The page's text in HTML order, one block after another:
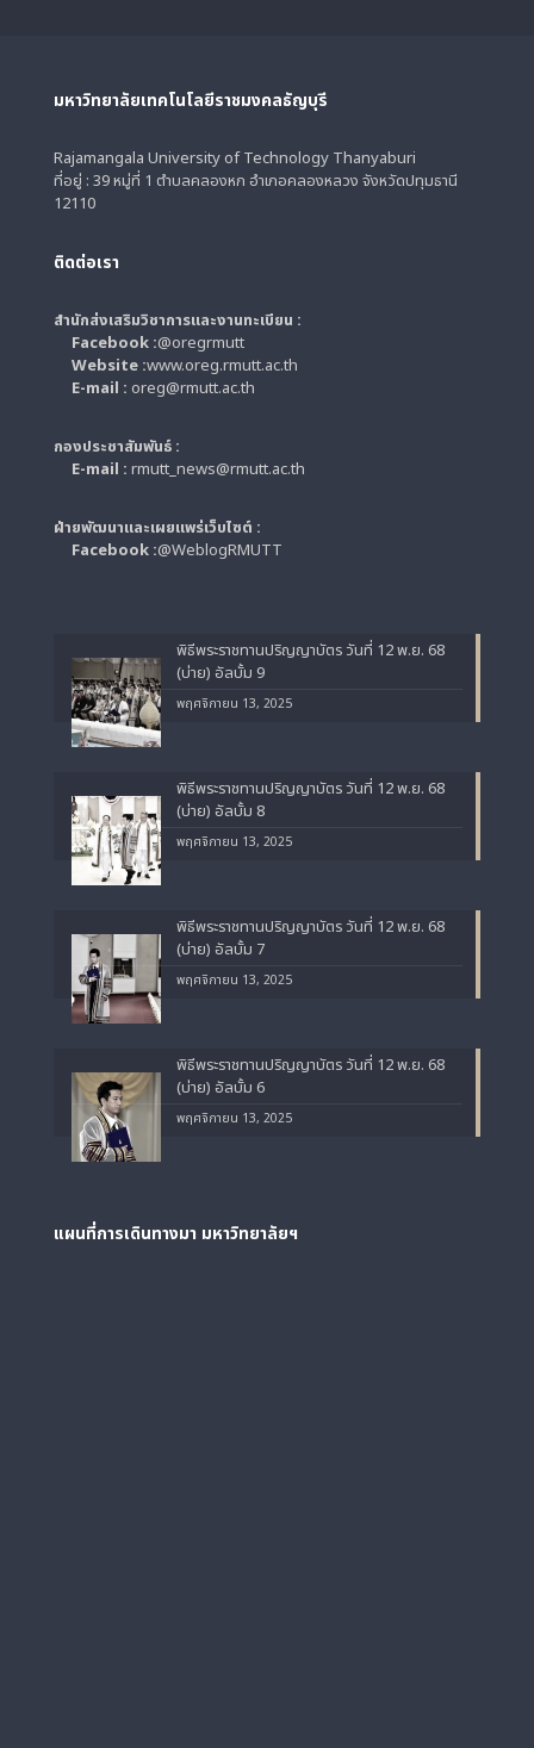
มหาวิทยาลัยเทคโนโลยีราชมงคลธัญบุรี
Rajamangala University of Technology Thanyaburi
ที่อยู่ : 39 หมู่ที่ 1 ตำบลคลองหก อำเภอคลองหลวง จังหวัดปทุมธานี
12110
ติดต่อเรา
สำนักส่งเสริมวิชาการและงานทะเบียน :
Facebook :@oregrmutt
Website :www.oreg.rmutt.ac.th
E-mail : oreg@rmutt.ac.th
กองประชาสัมพันธ์ :
E-mail : rmutt_news@rmutt.ac.th
ฝ่ายพัฒนาและเผยแพร่เว็บไซต์ :
Facebook :@WeblogRMUTT
พิธีพระราชทานปริญญาบัตร วันที่ 12 พ.ย. 68
(บ่าย) อัลบั้ม 9
พฤศจิกายน 13, 2025
พิธีพระราชทานปริญญาบัตร วันที่ 12 พ.ย. 68
(บ่าย) อัลบั้ม 8
พฤศจิกายน 13, 2025
พิธีพระราชทานปริญญาบัตร วันที่ 12 พ.ย. 68
(บ่าย) อัลบั้ม 7
พฤศจิกายน 13, 2025
พิธีพระราชทานปริญญาบัตร วันที่ 12 พ.ย. 68
(บ่าย) อัลบั้ม 6
พฤศจิกายน 13, 2025
แผนที่การเดินทางมา มหาวิทยาลัยฯ